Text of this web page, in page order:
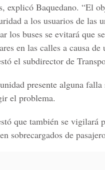
explicó Baquedano. “El
a los usuarios de las
los buses se evitará que
en las calles a causa de
el subdirector de
presente alguna falla
el problema.
que también se vigilará
sobrecargados de